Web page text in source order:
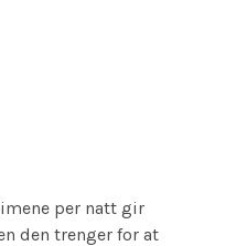
per natt gir
den trenger for at